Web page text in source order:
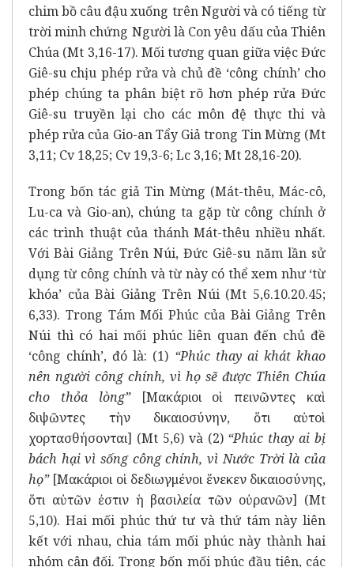
chim bồ câu đậu xuống trên Người và có tiếng từ
trời minh chứng Người là Con yêu dấu của Thiên
Chúa (Mt 3,16-17). Mối tương quan giữa việc Đức
Giê-su chịu phép rửa và chủ đề ‘công chính’ cho
phép chúng ta phân biệt rõ hơn phép rửa Đức
Giê-su truyền lại cho các môn đệ thực thi và
phép rửa của Gio-an Tẩy Giả trong Tin Mừng (Mt
3,11; Cv 18,25; Cv 19,3-6; Lc 3,16; Mt 28,16-20).
Trong bốn tác giả Tin Mừng (Mát-thêu, Mác-cô,
Lu-ca và Gio-an), chúng ta gặp từ công chính ở
các trình thuật của thánh Mát-thêu nhiều nhất.
Với Bài Giảng Trên Núi, Đức Giê-su năm lần sử
dụng từ công chính và từ này có thể xem như ‘từ
khóa’ của Bài Giảng Trên Núi (Mt 5,6.10.20.45;
6,33). Trong Tám Mối Phúc của Bài Giảng Trên
Núi thì có hai mối phúc liên quan đến chủ đề
‘công chính’, đó là: (1) “Phúc thay ai khát khao
nên người công chính, vì họ sẽ được Thiên Chúa
cho thỏa lòng”
[Μακάριοι οἱ πεινῶντες καὶ
διψῶντες τὴν δικαιοσύνην, ὅτι αὐτοὶ
χορτασθήσονται] (Mt 5,6) và (2) “Phúc thay ai bị
bách hại vì sống công chính, vì Nước Trời là của
họ” [Μακάριοι οἱ δεδιωγμένοι ἕνεκεν δικαιοσύνης,
ὅτι αὐτῶν ἐστιν ἡ βασιλεία τῶν οὐρανῶν] (Mt
5,10). Hai mối phúc thứ tư và thứ tám này liên
kết với nhau, chia tám mối phúc này thành hai
nhóm cân đối. Trong bốn mối phúc đầu tiên, các